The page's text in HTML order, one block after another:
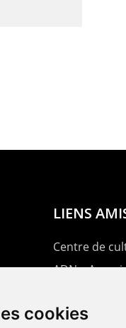
cookies
LIENS
Centre de
ADN –